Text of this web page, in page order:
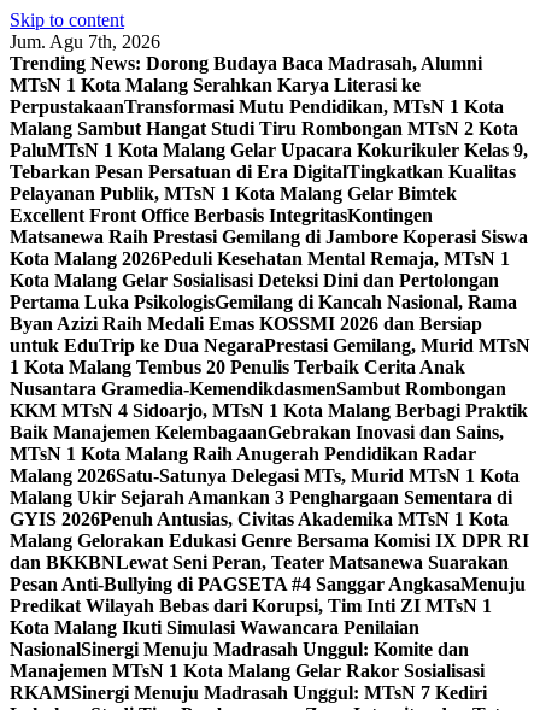
Skip to content
Jum. Agu 7th, 2026
Trending News: Dorong Budaya Baca Madrasah, Alumni
MTsN 1 Kota Malang Serahkan Karya Literasi ke
PerpustakaanTransformasi Mutu Pendidikan, MTsN 1 Kota
Malang Sambut Hangat Studi Tiru Rombongan MTsN 2 Kota
PaluMTsN 1 Kota Malang Gelar Upacara Kokurikuler Kelas 9,
Tebarkan Pesan Persatuan di Era DigitalTingkatkan Kualitas
Pelayanan Publik, MTsN 1 Kota Malang Gelar Bimtek
Excellent Front Office Berbasis IntegritasKontingen
Matsanewa Raih Prestasi Gemilang di Jambore Koperasi Siswa
Kota Malang 2026Peduli Kesehatan Mental Remaja, MTsN 1
Kota Malang Gelar Sosialisasi Deteksi Dini dan Pertolongan
Pertama Luka PsikologisGemilang di Kancah Nasional, Rama
Byan Azizi Raih Medali Emas KOSSMI 2026 dan Bersiap
untuk EduTrip ke Dua NegaraPrestasi Gemilang, Murid MTsN
1 Kota Malang Tembus 20 Penulis Terbaik Cerita Anak
Nusantara Gramedia-KemendikdasmenSambut Rombongan
KKM MTsN 4 Sidoarjo, MTsN 1 Kota Malang Berbagi Praktik
Baik Manajemen KelembagaanGebrakan Inovasi dan Sains,
MTsN 1 Kota Malang Raih Anugerah Pendidikan Radar
Malang 2026Satu-Satunya Delegasi MTs, Murid MTsN 1 Kota
Malang Ukir Sejarah Amankan 3 Penghargaan Sementara di
GYIS 2026Penuh Antusias, Civitas Akademika MTsN 1 Kota
Malang Gelorakan Edukasi Genre Bersama Komisi IX DPR RI
dan BKKBNLewat Seni Peran, Teater Matsanewa Suarakan
Pesan Anti-Bullying di PAGSETA #4 Sanggar AngkasaMenuju
Predikat Wilayah Bebas dari Korupsi, Tim Inti ZI MTsN 1
Kota Malang Ikuti Simulasi Wawancara Penilaian
NasionalSinergi Menuju Madrasah Unggul: Komite dan
Manajemen MTsN 1 Kota Malang Gelar Rakor Sosialisasi
RKAMSinergi Menuju Madrasah Unggul: MTsN 7 Kediri